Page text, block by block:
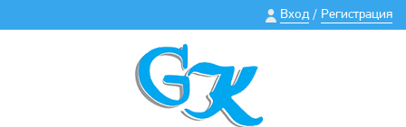
Вход / Регистрация